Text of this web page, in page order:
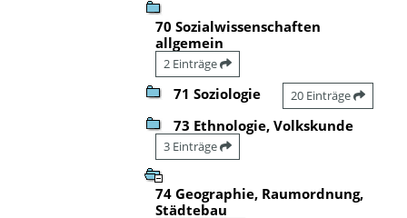
70 Sozialwissenschaften
allgemein
2 Einträge
71 Soziologie 20 Einträge
73 Ethnologie, Volkskunde
3 Einträge
74 Geographie, Raumordnung,
Städtebau